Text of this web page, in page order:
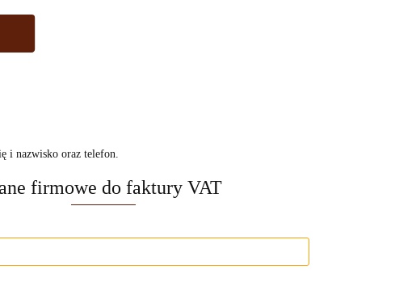
i nazwisko oraz telefon.
firmowe do faktury VAT